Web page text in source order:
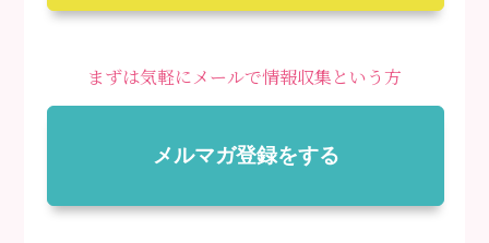
まずは気軽にメールで情報収集という方
メルマガ登録をする